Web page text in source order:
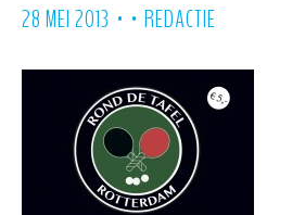
28 MEI 2013 • • REDACTIE